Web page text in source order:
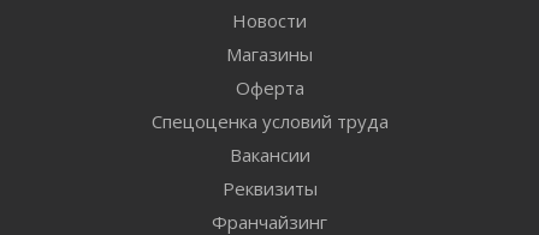
Новости
Магазины
Оферта
Спецоценка условий труда
Вакансии
Реквизиты
Франчайзинг